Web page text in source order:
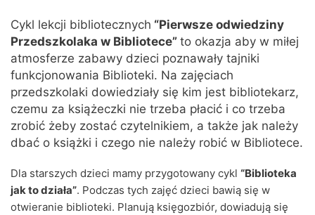
Cykl lekcji bibliotecznych “Pierwsze odwiedziny
Przedszkolaka w Bibliotece” to okazja aby w miłej
atmosferze zabawy dzieci poznawały tajniki
funkcjonowania Biblioteki. Na zajęciach
przedszkolaki dowiedziały się kim jest bibliotekarz,
czemu za książeczki nie trzeba płacić i co trzeba
zrobić żeby zostać czytelnikiem, a także jak należy
dbać o książki i czego nie należy robić w Bibliotece.
Dla starszych dzieci mamy przygotowany cykl “Biblioteka
jak to działa”. Podczas tych zajęć dzieci bawią się w
otwieranie biblioteki. Planują księgozbiór, dowiadują się